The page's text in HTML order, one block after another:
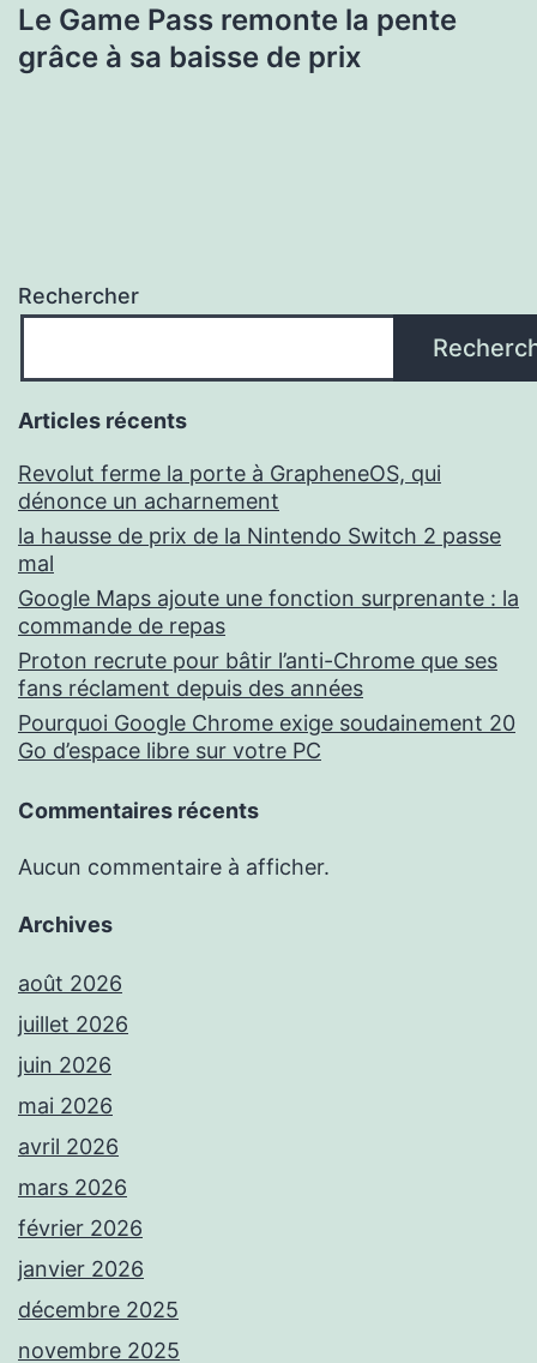
Le Game Pass remonte la pente
grâce à sa baisse de prix
Rechercher
Articles récents
Revolut ferme la porte à GrapheneOS, qui
dénonce un acharnement
la hausse de prix de la Nintendo Switch 2 passe
mal
Google Maps ajoute une fonction surprenante : la
commande de repas
Proton recrute pour bâtir l’anti-Chrome que ses
fans réclament depuis des années
Pourquoi Google Chrome exige soudainement 20
Go d’espace libre sur votre PC
Commentaires récents
Aucun commentaire à afficher.
Archives
août 2026
juillet 2026
juin 2026
mai 2026
avril 2026
mars 2026
février 2026
janvier 2026
décembre 2025
novembre 2025